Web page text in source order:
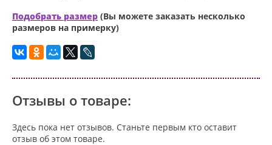
Подобрать размер (Вы можете заказать несколько
размеров на примерку)
Отзывы о товаре:
Здесь пока нет отзывов. Станьте первым кто оставит
отзыв об этом товаре.